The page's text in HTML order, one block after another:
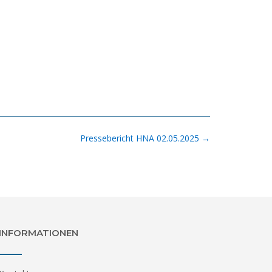
Pressebericht HNA 02.05.2025 →